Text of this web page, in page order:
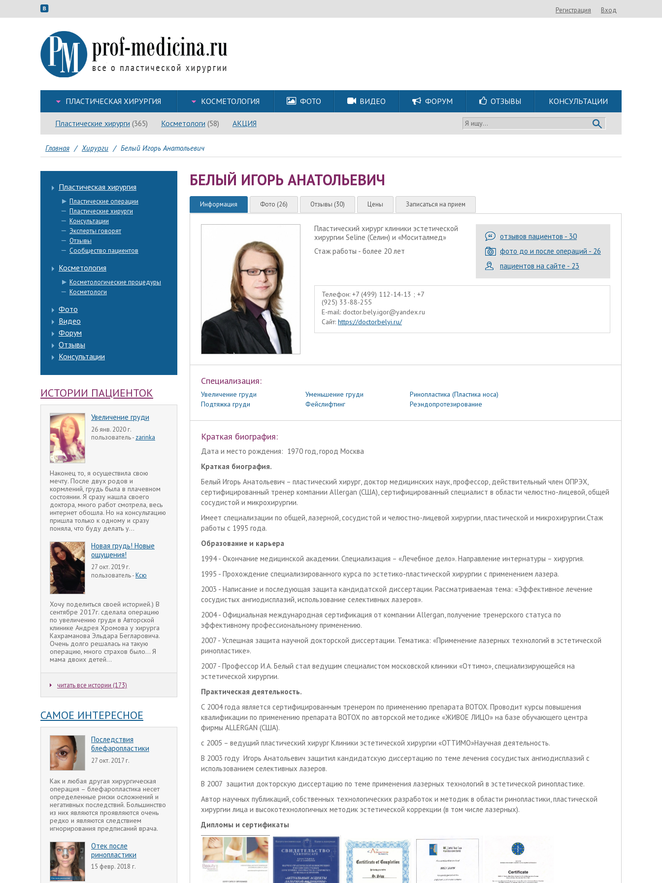
Регистрация Вход
ПЛАСТИЧЕСКАЯ ХИРУРГИЯ КОСМЕТОЛОГИЯ ФОТО ВИДЕО ФОРУМ ОТЗЫВЫ КОНСУЛЬТАЦИИ
Пластические хирурги (365) Косметологи (58) АКЦИЯ Я ищу...
Главная / Хирурги / Белый Игорь Анатольевич
Пластическая хирургия
Пластические операции
Пластические хирурги
Консультации
Эксперты говорят
Отзывы
Сообщество пациентов
Косметология
Косметологические процедуры
Косметологи
Фото
Видео
Форум
Отзывы
Консультации
ИСТОРИИ ПАЦИЕНТОК
Увеличение груди
26 янв. 2020 г.
пользователь - zarinka
Наконец то, я осуществила свою
мечту. После двух родов и
кормлений, грудь была в плачевном
состоянии. Я сразу нашла своего
доктора, много работ смотрела, весь
интернет обошла. Но на консультацию
пришла только к одному и сразу
поняла, что буду делать у...
Новая грудь! Новые
ощущения!
27 окт. 2019 г.
пользователь -Ксю
Хочу поделиться своей историей.) В
сентябре 2017г. сделала операцию
по увеличению груди в Авторской
клинике Андрея Хромова у хирурга
Кахраманова Эльдара Бегларовича.
Очень долго решалась на такую
операцию, много страхов было... Я
мама двоих детей...
читать все истории (173)
САМОЕ ИНТЕРЕСНОЕ
Последствия
блефаропластики
27 окт. 2017 г.
Как и любая другая хирургическая
операция – блефаропластика несет
определенные риски осложнений и
негативных последствий. Большинство
из них являются проявляются очень
редко и являются следствием
игнорирования предписаний врача.
Отек после
ринопластики
15 февр. 2018 г.
БЕЛЫЙ ИГОРЬ АНАТОЛЬЕВИЧ
Информация Фото (26) Отзывы (30) Цены Записаться на прием
отзывов пациентов - 30
фото до и после операций - 26
пациентов на сайте - 23
Пластический хирург клиники эстетической
хирургии Seline (Селин) и «Моситалмед»
Стаж работы - более 20 лет
Телефон: +7 (499) 112-14-13 ; +7
(925) 33-88-255
E-mail: doctor.bely.igor@yandex.ru
Сайт: https://doctorbelyi.ru/
Специализация:
Увеличение груди
Подтяжка груди
Уменьшение груди
Фейслифтинг
Ринопластика (Пластика носа)
Реэндопротезирование
Краткая биография:
Дата и место рождения: 1970 год, город Москва
Краткая биография.
Белый Игорь Анатольевич – пластический хирург, доктор медицинских наук, профессор, действительный член ОПРЭХ,
сертифицированный тренер компании Allergan (США), сертифицированный специалист в области челюстно-лицевой, общей
сосудистой и микрохирургии.
Имеет специализации по общей, лазерной, сосудистой и челюстно-лицевой хирургии, пластической и микрохирургии.Стаж
работы с 1995 года.
Образование и карьера
1994 - Окончание медицинской академии. Специализация – «Лечебное дело». Направление интернатуры – хирургия.
1995 - Прохождение специализированного курса по эстетико-пластической хирургии с применением лазера.
2003 - Написание и последующая защита кандидатской диссертации. Рассматриваемая тема: «Эффективное лечение
сосудистых ангиодисплазий, использование селективных лазеров».
2004 - Официальная международная сертификация от компании Allergan, получение тренерского статуса по
эффективному профессиональному применению.
2007 - Успешная защита научной докторской диссертации. Тематика: «Применение лазерных технологий в эстетической
ринопластике».
2007 - Профессор И.А. Белый стал ведущим специалистом московской клиники «Оттимо», специализирующейся на
эстетической хирургии.
Практическая деятельность.
С 2004 года является сертифицированным тренером по применению препарата BOTOX. Проводит курсы повышения
квалификации по применению препарата BOTOX по авторской методике «ЖИВОЕ ЛИЦО» на базе обучающего центра
фирмы ALLERGAN (США).
с 2005 – ведущий пластический хирург Клиники эстетической хирургии «ОТТИМО»Научная деятельность.
В 2003 году Игорь Анатольевич защитил кандидатскую диссертацию по теме лечения сосудистых ангиодисплазий с
использованием селективных лазеров.
В 2007 защитил докторскую диссертацию по теме применения лазерных технологий в эстетической ринопластике.
Автор научных публикаций, собственных технологических разработок и методик в области ринопластики, пластической
хирургии лица и высокотехнологичных методик эстетической коррекции (в том числе лазерных).
Дипломы и сертификаты